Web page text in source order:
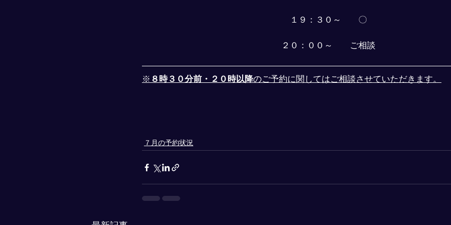
１９：３０～　　〇
２０：００～　　ご相談
※ ８時３０分前・２０時以降のご予約に関してはご相談させていただきます。
７月の予約状況